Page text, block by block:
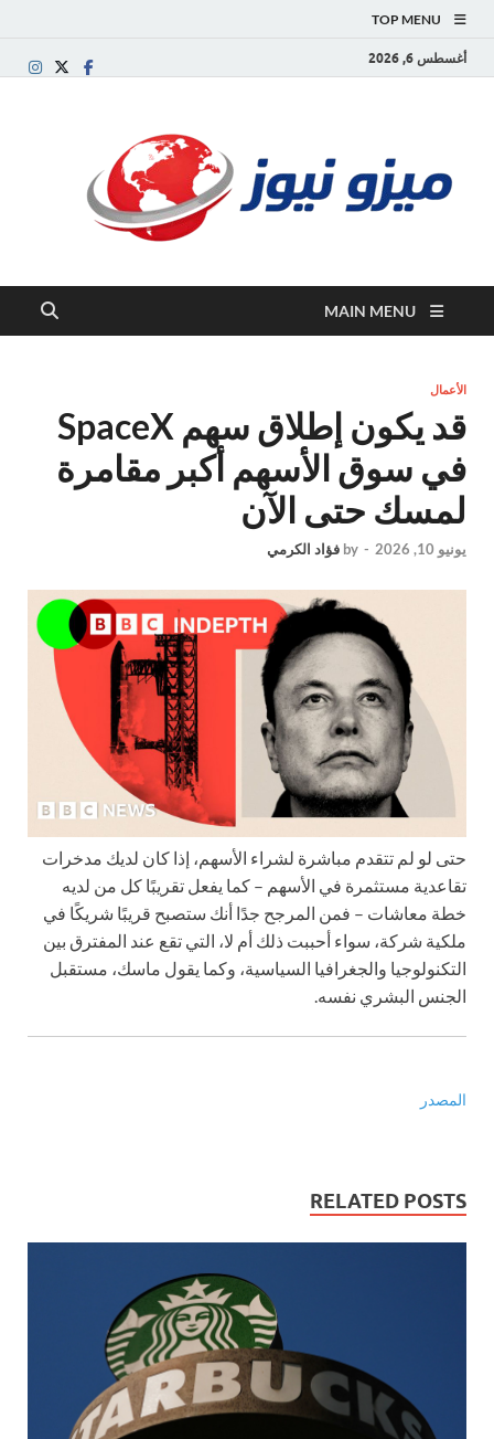
TOP MENU
أغسطس 6, 2026
MAIN MENU
الأعمال
قد يكون إطلاق سهم SpaceX
في سوق الأسهم أكبر مقامرة
لمسك حتى الآن
يونيو 10, 2026 -
by فؤاد الكرمي
حتى لو لم تتقدم مباشرة لشراء الأسهم، إذا كان لديك مدخرات
تقاعدية مستثمرة في الأسهم – كما يفعل تقريبًا كل من لديه
خطة معاشات – فمن المرجح جدًا أنك ستصبح قريبًا شريكًا في
ملكية شركة، سواء أحببت ذلك أم لا، التي تقع عند المفترق بين
التكنولوجيا والجغرافيا السياسية، وكما يقول ماسك، مستقبل
الجنس البشري نفسه.
المصدر
RELATED POSTS